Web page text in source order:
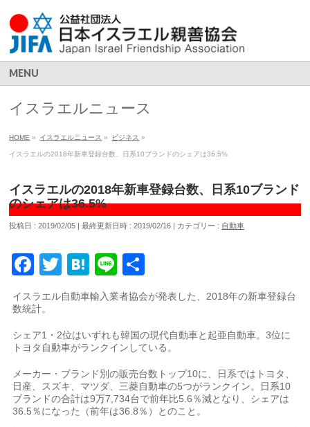
MENU
イスラエルニュース
HOME » イスラエルニュース » ビジネス »
イスラエルの2018年新車登録台数、日系10ブランドのシェアは36.5%
イスラエルの2018年新車登録台数、日系10ブランド
のシェアは36.5%
投稿日 : 2019/02/05 最終更新日時 : 2019/02/16 カテゴリー : 自動車
Facebook
Twitter
Hatena
Line
有
イスラエル自動車輸入業者協会が発表した、2018年の新車登録台
数統計。
シェア1・2位はいずれも韓国の現代自動車と起亜自動車。3位に
トヨタ自動車がランクインしている。
メーカー・ブランド別の販売台数トップ10に、日系ではトヨタ、
日産、スズキ、マツダ、三菱自動車の5つがランクイン。日系10
ブランドの合計は9万7,734台で前年比5.6％減となり、シェアは
36.5％になった（前年は36.8％）とのこと。